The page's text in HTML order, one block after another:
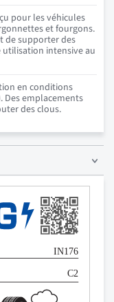
pour les véhicules
et fourgons.
de supporter des
intensive au
en conditions
Des emplacements
des clous.